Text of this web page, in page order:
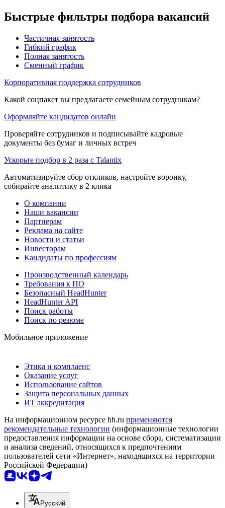
Быстрые фильтры подбора вакансий
Частичная занятость
Гибкий график
Полная занятость
Сменный график
Корпоративная поддержка сотрудников
Какой соцпакет вы предлагаете семейным сотрудникам?
Оформляйте кандидатов онлайн
Проверяйте сотрудников и подписывайте кадровые
документы без бумаг и личных встреч
Ускорьте подбор в 2 раза с Talantix
Автоматизируйте сбор откликов, настройте воронку,
собирайте аналитику в 2 клика
О компании
Наши вакансии
Партнерам
Реклама на сайте
Новости и статьи
Инвесторам
Кандидаты по профессиям
Производственный календарь
Требования к ПО
Безопасный HeadHunter
HeadHunter API
Поиск работы
Поиск по резюме
Мобильное приложение
Этика и комплаенс
Оказание услуг
Использование сайтов
Защита персональных данных
ИТ аккредитация
На информационном ресурсе hh.ru применяются
рекомендательные технологии (информационные технологии
предоставления информации на основе сбора, систематизации
и анализа сведений, относящихся к предпочтениям
пользователей сети «Интернет», находящихся на территории
Российской Федерации)
Русский